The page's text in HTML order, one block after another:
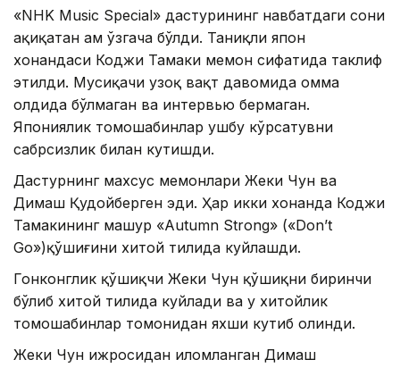
«NHK Music Special» дастурининг навбатдаги сони
ҳақиқатан ҳам ўзгача бўлди. Таниқли япон
хонандаси Коджи Тамаки меҳмон сифатида таклиф
этилди. Мусиқачи узоқ вақт давомида омма
олдида бўлмаган ва интервью бермаган.
Япониялик томошабинлар ушбу кўрсатувни
сабрсизлик билан кутишди.
Дастурнинг махсус меҳмонлари Жеки Чун ва
Димаш Қудойберген эди. Ҳар икки хонанда Коджи
Тамакининг машҳур «Autumn Strong» («Don’t
Go»)қўшиғини хитой тилида куйлашди.
Гонконглик қўшиқчи Жеки Чун қўшиқни биринчи
бўлиб хитой тилида куйлади ва у хитойлик
томошабинлар томонидан яхши кутиб олинди.
Жеки Чун ижросидан илҳомланган Димаш